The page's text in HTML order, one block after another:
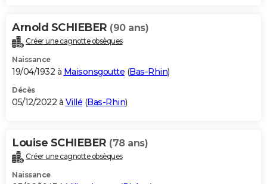
Arnold SCHIEBER (90 ans)
Créer une cagnotte obsèques
Naissance
19/04/1932 à Maisonsgoutte (Bas-Rhin)
Décès
05/12/2022 à Villé (Bas-Rhin)
Louise SCHIEBER (78 ans)
Créer une cagnotte obsèques
Naissance